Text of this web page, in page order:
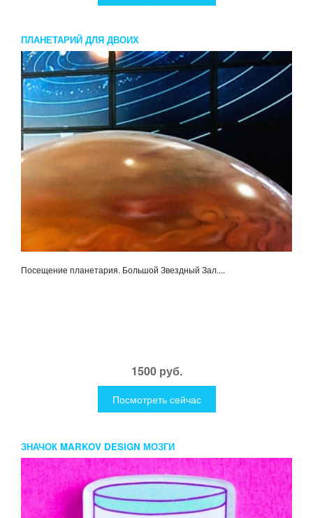
ПЛАНЕТАРИЙ ДЛЯ ДВОИХ
Посещение планетария. Большой Звездный Зал....
1500 руб.
Посмотреть сейчас
ЗНАЧОК MARKOV DESIGN МОЗГИ